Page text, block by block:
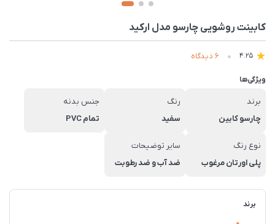
کابینت روشویی چارسو مدل ارکید
4.25 6 دیدگاه
ویژگی‌ها
برند
چارسو کابین
رنگ
سفید
جنس بدنه
تمام PVC
نوع رنگ
پلی اورتان مرغوب
سایر توضیحات
ضد آب و ضد رطوبت
برند